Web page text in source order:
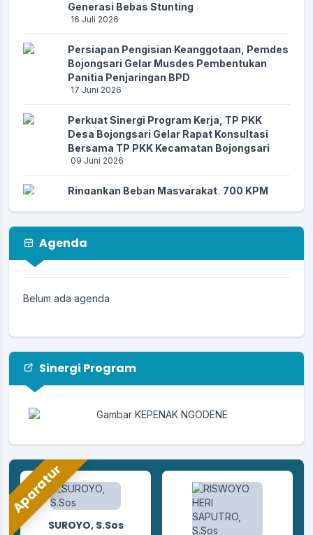
Generasi Bebas Stunting
16 Juli 2026
Persiapan Pengisian Keanggotaan, Pemdes
Bojongsari Gelar Musdes Pembentukan
Panitia Penjaringan BPD
17 Juni 2026
Perkuat Sinergi Program Kerja, TP PKK
Desa Bojongsari Gelar Rapat Konsultasi
Bersama TP PKK Kecamatan Bojongsari
09 Juni 2026
Ringankan Beban Masyarakat, 700 KPM
Menuju Tata Kelola yang Akuntabel,
Pemdes Bojongsari Terima Pembinaan
dari Tim Kecamatan Bojongsari
dan Tenaga Kesehatan Desa Bojongsari
Gencarkan Aksi PSN di Dusun 3
30 April 2026
Perkuat Integritas, Desa Bojongsari Jalani
30 April 2026
Agenda
Belum ada agenda
Sinergi Program
Aparatur
SUROYO, S.Sos
RUSITO
Sekretaris